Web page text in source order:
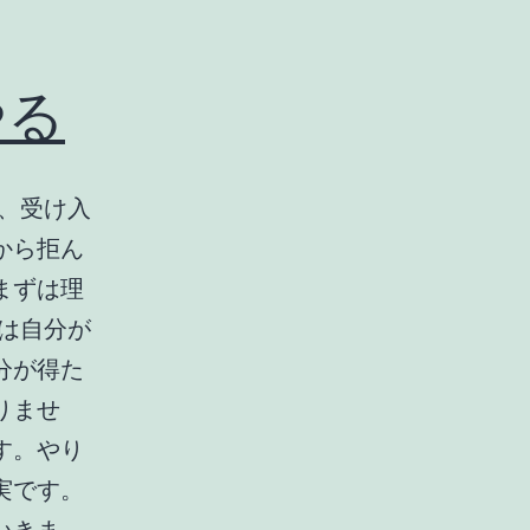
受け入
ら拒ん
ずは理
自分が
が得た
ませ
。やり
す。